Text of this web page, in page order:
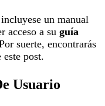
un manual
acceso a su guía
suerte, encontrarás
post.
Usuario